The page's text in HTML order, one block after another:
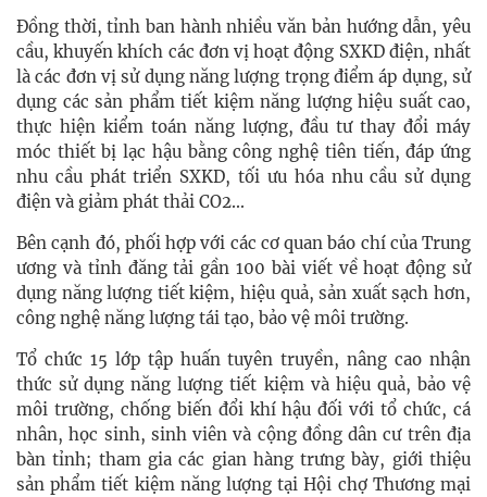
Đồng thời, tỉnh ban hành nhiều văn bản hướng dẫn, yêu
cầu, khuyến khích các đơn vị hoạt động SXKD điện, nhất
là các đơn vị sử dụng năng lượng trọng điểm áp dụng, sử
dụng các sản phẩm tiết kiệm năng lượng hiệu suất cao,
thực hiện kiểm toán năng lượng, đầu tư thay đổi máy
móc thiết bị lạc hậu bằng công nghệ tiên tiến, đáp ứng
nhu cầu phát triển SXKD, tối ưu hóa nhu cầu sử dụng
điện và giảm phát thải CO2...
Bên cạnh đó, phối hợp với các cơ quan báo chí của Trung
ương và tỉnh đăng tải gần 100 bài viết về hoạt động sử
dụng năng lượng tiết kiệm, hiệu quả, sản xuất sạch hơn,
công nghệ năng lượng tái tạo, bảo vệ môi trường.
Tổ chức 15 lớp tập huấn tuyên truyền, nâng cao nhận
thức sử dụng năng lượng tiết kiệm và hiệu quả, bảo vệ
môi trường, chống biến đổi khí hậu đối với tổ chức, cá
nhân, học sinh, sinh viên và cộng đồng dân cư trên địa
bàn tỉnh; tham gia các gian hàng trưng bày, giới thiệu
sản phẩm tiết kiệm năng lượng tại Hội chợ Thương mại